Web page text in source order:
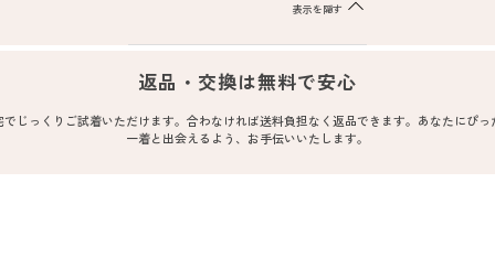
表示を隠す
返品・交換は無料で安心
でじっくりご試着いただけます。合わなければ送料負担なく返品できます。あなたにぴっ
一着と出会えるよう、お手伝いいたします。